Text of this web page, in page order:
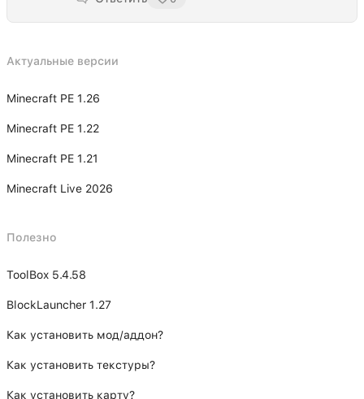
Актуальные версии
Minecraft PE 1.26
Minecraft PE 1.22
Minecraft PE 1.21
Minecraft Live 2026
Полезно
ToolBox 5.4.58
BlockLauncher 1.27
Как установить мод/аддон?
Как установить текстуры?
Как установить карту?